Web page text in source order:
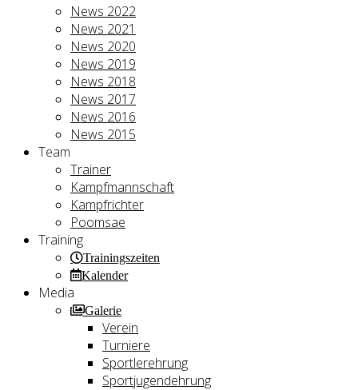
News 2022
News 2021
News 2020
News 2019
News 2018
News 2017
News 2016
News 2015
Team
Trainer
Kampfmannschaft
Kampfrichter
Poomsae
Training
Trainingszeiten
Kalender
Media
Galerie
Verein
Turniere
Sportlerehrung
Sportjugendehrung